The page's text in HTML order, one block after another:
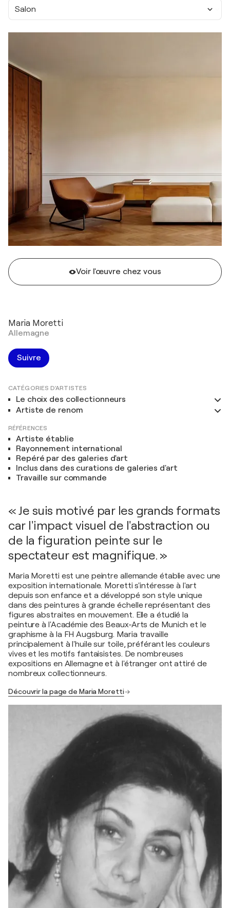
Salon
Voir l'œuvre chez vous
Maria Moretti
Allemagne
Suivre
CATÉGORIES D'ARTISTES
Le choix des collectionneurs
Artiste de renom
RÉFÉRENCES
Artiste établie
Rayonnement international
Repéré par des galeries d'art
Inclus dans des curations de galeries d'art
Travaille sur commande
« Je suis motivé par les grands formats
car l'impact visuel de l'abstraction ou
de la figuration peinte sur le
spectateur est magnifique. »
Maria Moretti est une peintre allemande établie avec une
exposition internationale. Moretti s'intéresse à l'art
depuis son enfance et a développé son style unique
dans des peintures à grande échelle représentant des
figures abstraites en mouvement. Elle a étudié la
peinture à l'Académie des Beaux-Arts de Munich et le
graphisme à la FH Augsburg. Maria travaille
principalement à l'huile sur toile, préférant les couleurs
vives et les motifs fantaisistes. De nombreuses
expositions en Allemagne et à l'étranger ont attiré de
nombreux collectionneurs.
Découvrir la page de Maria Moretti